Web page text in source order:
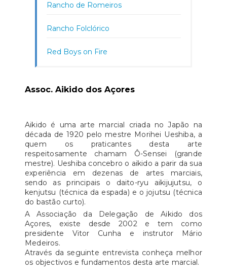
Rancho de Romeiros
Rancho Folclórico
Red Boys on Fire
Assoc. Aikido dos Açores
Aikido é uma arte marcial criada no Japão na
década de 1920 pelo mestre Morihei Ueshiba, a
quem os praticantes desta arte
respeitosamente chamam Ô-Sensei (grande
mestre). Ueshiba concebro o aikido a parir da sua
experiência em dezenas de artes marciais,
sendo as principais o daito-ryu aikijujutsu, o
kenjutsu (técnica da espada) e o jojutsu (técnica
do bastão curto).
A Associação da Delegação de Aikido dos
Açores, existe desde 2002 e tem como
presidente Vitor Cunha e instrutor Mário
Medeiros.
Através da seguinte entrevista conheça melhor
os objectivos e fundamentos desta arte marcial.